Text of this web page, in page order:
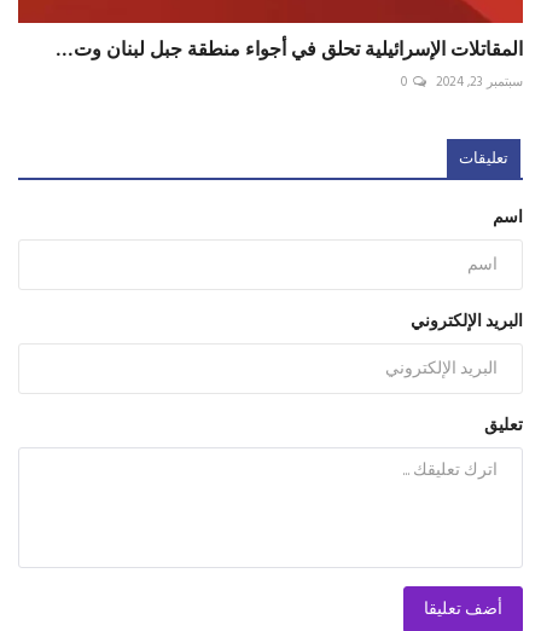
المقاتلات الإسرائيلية تحلق في أجواء منطقة جبل ‎لبنان وت...
سبتمبر 23, 2024 0
تعليقات
اسم
البريد الإلكتروني
تعليق
أضف تعليقا